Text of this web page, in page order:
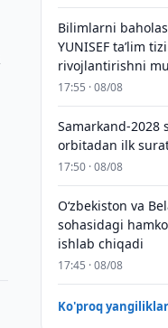
Bilimlarni
YUNISEF taʼlim
rivojlantirishni
17:55 · 08/08
Samarkand-2028
orbitadan ilk
17:50 · 08/08
Oʻzbekiston va
sohasidagi
ishlab chiqadi
17:45 · 08/08
Ko'proq